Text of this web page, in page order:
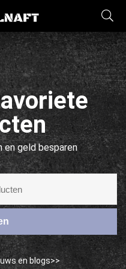
geld besparen
en blogs>>